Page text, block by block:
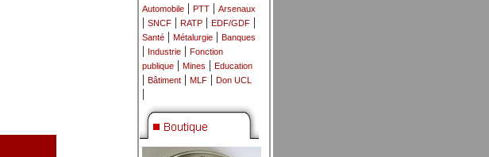
Automobile | PTT | Arsenaux
| SNCF | RATP | EDF/GDF |
Santé | Métalurgie | Banques
| Industrie | Fonction
publique | Mines | Education
| Bâtiment | MLF | Don UCL
|